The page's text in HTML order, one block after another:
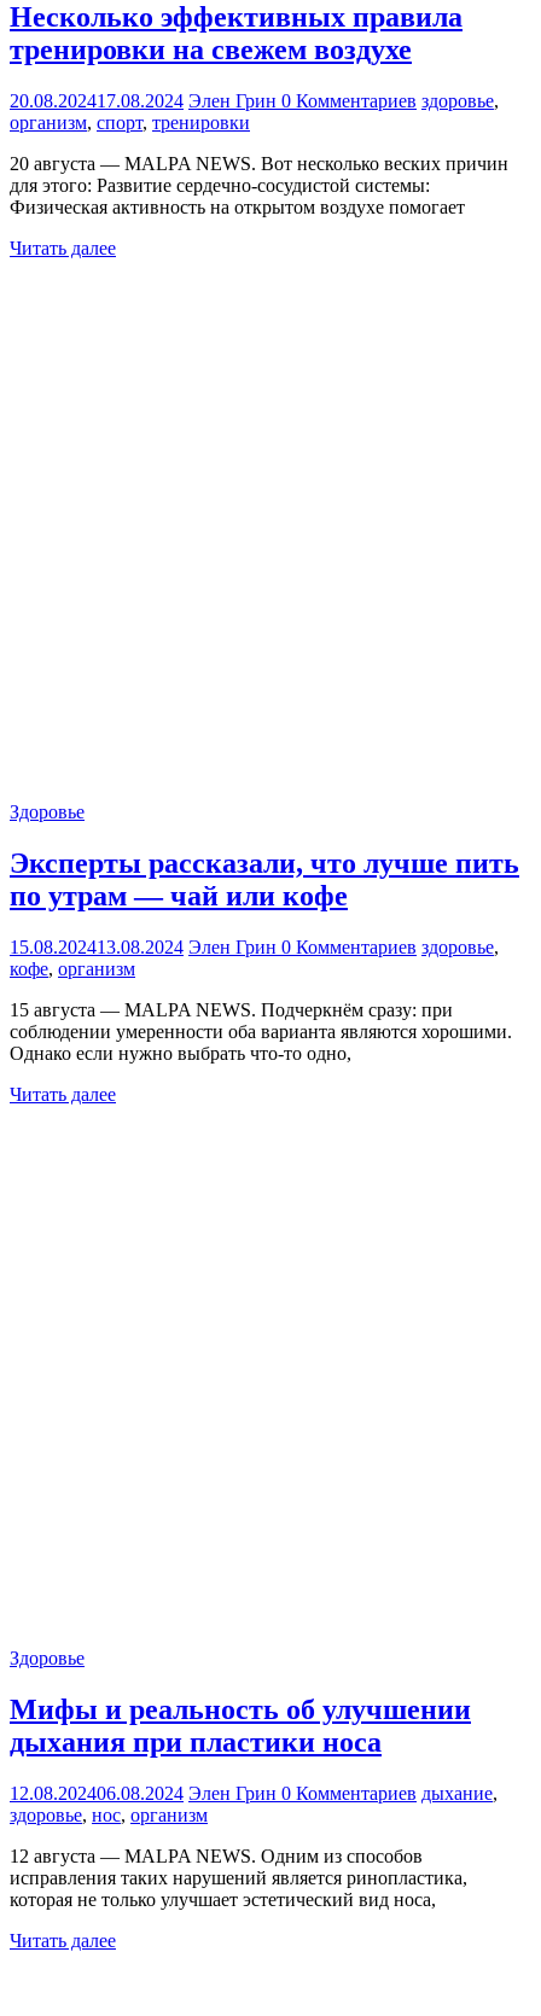
Несколько эффективных правила
тренировки на свежем воздухе
20.08.202417.08.2024 Элен Грин 0 Комментариев здоровье,
организм, спорт, тренировки
20 августа — MALPA NEWS. Вот несколько веских причин
для этого: Развитие сердечно-сосудистой системы:
Физическая активность на открытом воздухе помогает
Читать далее
Здоровье
Эксперты рассказали, что лучше пить
по утрам — чай или кофе
15.08.202413.08.2024 Элен Грин 0 Комментариев здоровье,
кофе, организм
15 августа — MALPA NEWS. Подчеркнём сразу: при
соблюдении умеренности оба варианта являются хорошими.
Однако если нужно выбрать что-то одно,
Читать далее
Здоровье
Мифы и реальность об улучшении
дыхания при пластики носа
12.08.202406.08.2024 Элен Грин 0 Комментариев дыхание,
здоровье, нос, организм
12 августа — MALPA NEWS. Одним из способов
исправления таких нарушений является ринопластика,
которая не только улучшает эстетический вид носа,
Читать далее